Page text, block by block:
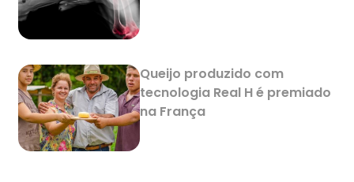
Queijo produzido com
tecnologia Real H é premiado
na França